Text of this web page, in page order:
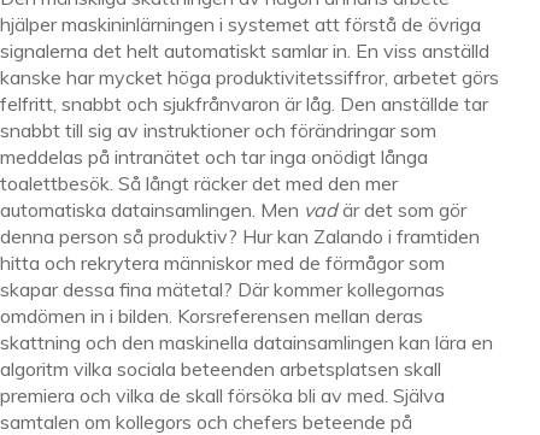
hjälper maskininlärningen i systemet att förstå de övriga
signalerna det helt automatiskt samlar in. En viss anställd
kanske har mycket höga produktivitetssiffror, arbetet görs
felfritt, snabbt och sjukfrånvaron är låg. Den anställde tar
snabbt till sig av instruktioner och förändringar som
meddelas på intranätet och tar inga onödigt långa
toalettbesök. Så långt räcker det med den mer
automatiska datainsamlingen. Men vadär det som gör
denna person så produktiv? Hur kan Zalando i framtiden
hitta och rekrytera människor med de förmågor som
skapar dessa fina mätetal? Där kommer kollegornas
omdömen in i bilden. Korsreferensen mellan deras
skattning och den maskinella datainsamlingen kan lära en
algoritm vilka sociala beteenden arbetsplatsen skall
premiera och vilka de skall försöka bli av med. Själva
samtalen om kollegors och chefers beteende på